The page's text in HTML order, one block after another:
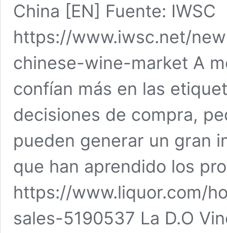
China [EN] Fuente: IWSC
https://www.iwsc.net/
chinese-wine-market A
confían más en las
decisiones de compra,
pueden generar un gran
que han aprendido los
https://www.liquor.com/
sales-5190537 La D.O